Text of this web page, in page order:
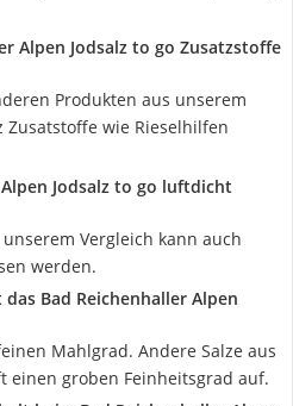
Alpen Jodsalz to go Zusatzstoffe
Produkten aus unserem
Zusatstoffe wie Rieselhilfen
Jodsalz to go luftdicht
Vergleich kann auch
werden.
Bad Reichenhaller Alpen
Mahlgrad. Andere Salze aus
einen groben Feinheitsgrad auf.